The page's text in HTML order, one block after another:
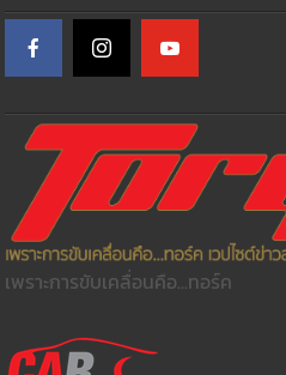
เพราะการขับเคลื่อนคือ...ทอร์ค